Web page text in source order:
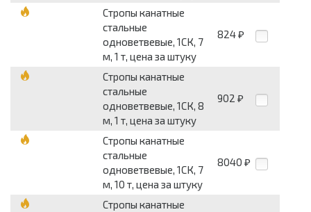
Стропы канатные
стальные
одноветвевые, 1СК, 7
м, 1 т, цена за штуку
824 ₽
Стропы канатные
стальные
одноветвевые, 1СК, 8
м, 1 т, цена за штуку
902 ₽
Стропы канатные
стальные
одноветвевые, 1СК, 7
м, 10 т, цена за штуку
8040 ₽
Стропы канатные